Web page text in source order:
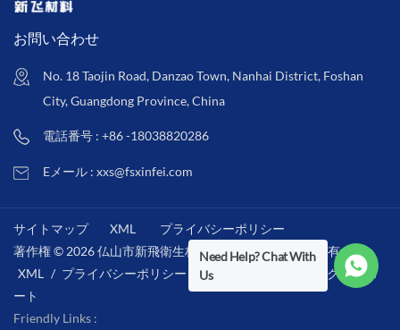
お問い合わせ
No. 18 Taojin Road, Danzao Town, Nanhai District, Foshan
City, Guangdong Province, China
電話番号 : +86 -18038820286
Eメール : xxs@fsxinfei.com
サイトマップ XML
プライバシーポリシー
著作権 © 2026 仏山市新飛衛生材料株式会社 .全著作権所有 . /
XML / プライバシーポリシー /
IPv6ネットワークをサポ
ート
Friendly Links :
Need Help? Chat With
Us